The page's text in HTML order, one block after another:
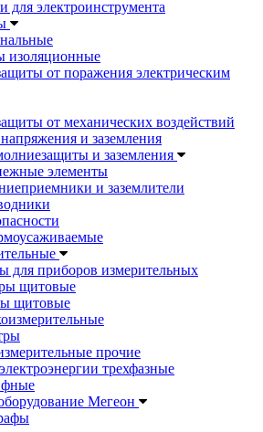
для электроинструмента
изоляционные
от поражения электрическим
от механических воздействий
и заземления
и заземления
элементы
и заземлители
для приборов измерительных
щитовые
щитовые
прочие
трехфазные
Мегеон